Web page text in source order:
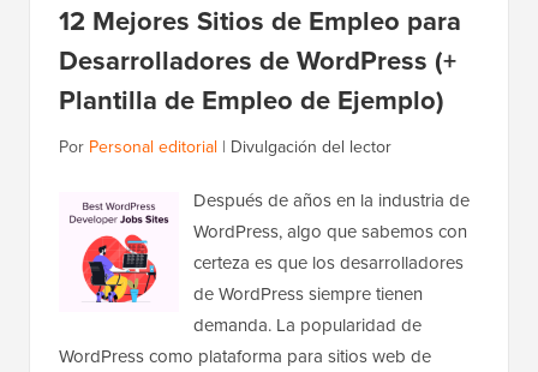
12 Mejores Sitios de Empleo para
Desarrolladores de WordPress (+
Plantilla de Empleo de Ejemplo)
Por Personal editorial | Divulgación del lector
Después de años en la industria de
WordPress, algo que sabemos con
certeza es que los desarrolladores
de WordPress siempre tienen
demanda. La popularidad de
WordPress como plataforma para sitios web de